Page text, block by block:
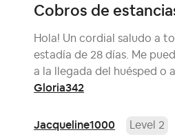
Cobros de
Hola! Un cordial saludo a
estadía de 28 días. Me
a la llegada del huésped o
Gloria342
Jacqueline1000 Level 2